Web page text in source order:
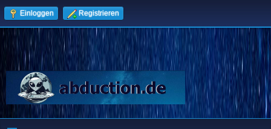
Einloggen Registrieren